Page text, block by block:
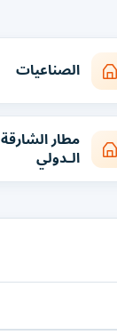
الصناعيات
مطار الشارقة
الـدولي